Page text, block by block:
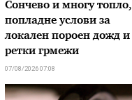
Сончево и многу топло,
попладне услови за
локален пороен дожд и
ретки грмежи
07/08/2026 07:08